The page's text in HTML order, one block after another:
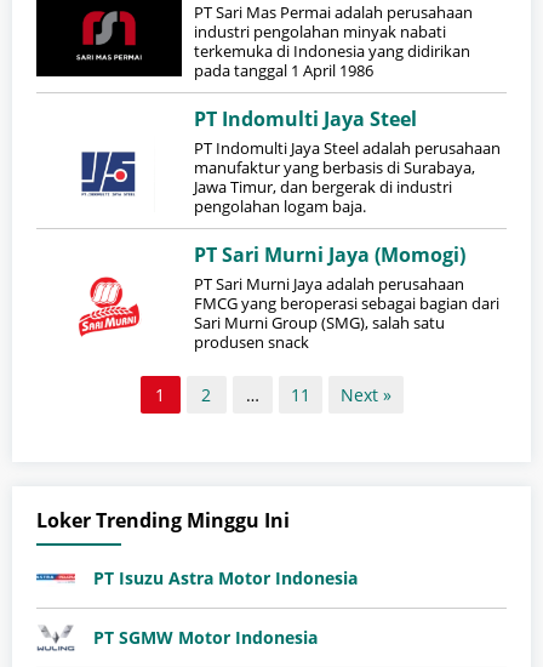
PT Sari Mas Permai adalah perusahaan
industri pengolahan minyak nabati
terkemuka di Indonesia yang didirikan
pada tanggal 1 April 1986
PT Indomulti Jaya Steel
PT Indomulti Jaya Steel adalah perusahaan
manufaktur yang berbasis di Surabaya,
Jawa Timur, dan bergerak di industri
pengolahan logam baja.
PT Sari Murni Jaya (Momogi)
PT Sari Murni Jaya adalah perusahaan
FMCG yang beroperasi sebagai bagian dari
Sari Murni Group (SMG), salah satu
produsen snack
1 2 … 11 Next »
Loker Trending Minggu Ini
PT Isuzu Astra Motor Indonesia
PT SGMW Motor Indonesia